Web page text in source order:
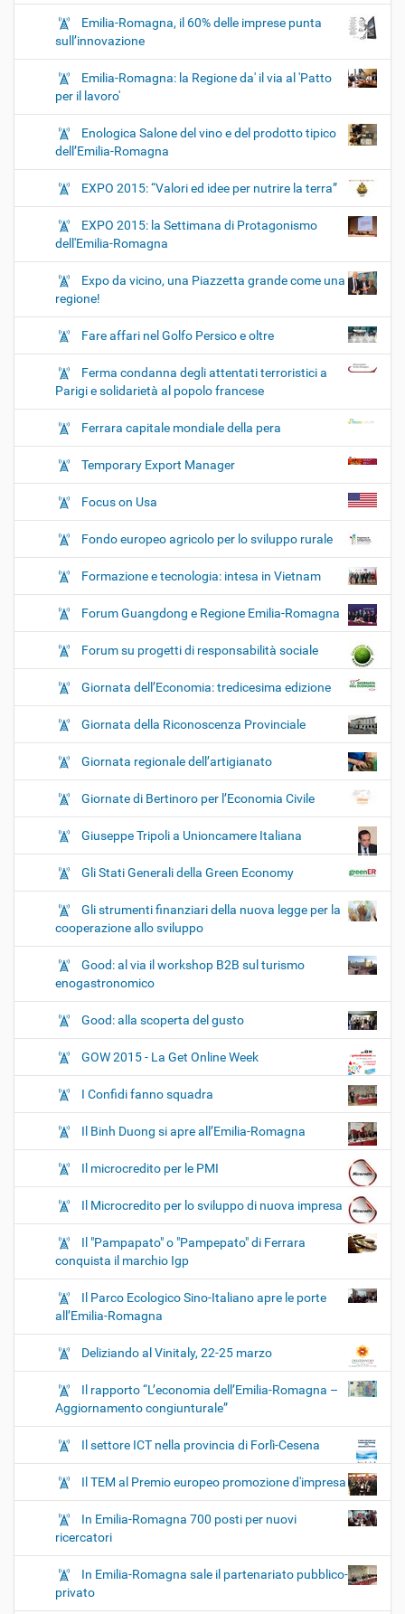
Emilia-Romagna, il 60% delle imprese punta
sull’innovazione
Emilia-Romagna: la Regione da' il via al 'Patto
per il lavoro'
Enologica Salone del vino e del prodotto tipico
dell’Emilia-Romagna
EXPO 2015: “Valori ed idee per nutrire la terra”
EXPO 2015: la Settimana di Protagonismo
dell'Emilia-Romagna
Expo da vicino, una Piazzetta grande come una
regione!
Fare affari nel Golfo Persico e oltre
Ferma condanna degli attentati terroristici a
Parigi e solidarietà al popolo francese
Ferrara capitale mondiale della pera
Temporary Export Manager
Focus on Usa
Fondo europeo agricolo per lo sviluppo rurale
Formazione e tecnologia: intesa in Vietnam
Forum Guangdong e Regione Emilia-Romagna
Forum su progetti di responsabilità sociale
Giornata dell’Economia: tredicesima edizione
Giornata della Riconoscenza Provinciale
Giornata regionale dell’artigianato
Giornate di Bertinoro per l’Economia Civile
Giuseppe Tripoli a Unioncamere Italiana
Gli Stati Generali della Green Economy
Gli strumenti finanziari della nuova legge per la
cooperazione allo sviluppo
Good: al via il workshop B2B sul turismo
enogastronomico
Good: alla scoperta del gusto
GOW 2015 - La Get Online Week
I Confidi fanno squadra
Il Binh Duong si apre all’Emilia-Romagna
Il microcredito per le PMI
Il Microcredito per lo sviluppo di nuova impresa
Il "Pampapato" o "Pampepato" di Ferrara
conquista il marchio Igp
Il Parco Ecologico Sino-Italiano apre le porte
all’Emilia-Romagna
Deliziando al Vinitaly, 22-25 marzo
Il rapporto “L’economia dell’Emilia-Romagna –
Aggiornamento congiunturale”
Il settore ICT nella provincia di Forlì-Cesena
Il TEM al Premio europeo promozione d'impresa
In Emilia-Romagna 700 posti per nuovi
ricercatori
In Emilia-Romagna sale il partenariato pubblico-
privato